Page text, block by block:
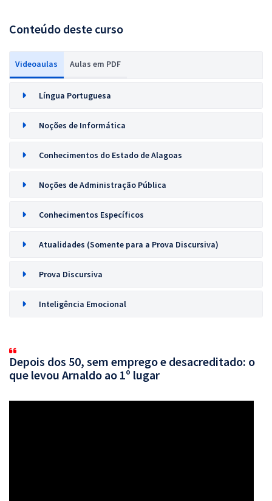
Conteúdo deste curso
Videoaulas Aulas em PDF
Língua Portuguesa
Noções de Informática
Conhecimentos do Estado de Alagoas
Noções de Administração Pública
Conhecimentos Específicos
Atualidades (Somente para a Prova Discursiva)
Prova Discursiva
Inteligência Emocional
Depois dos 50, sem emprego e desacreditado: o
que levou Arnaldo ao 1º lugar